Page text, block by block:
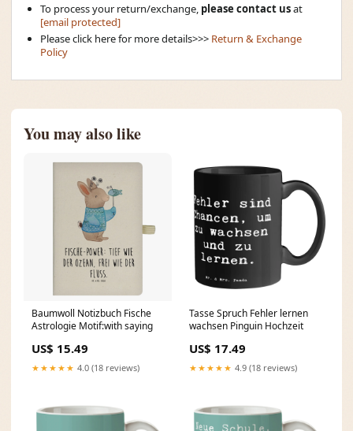
To process your return/exchange, please contact usat
[email protected]
Please click here for more details>>> Return & Exchange
Policy
You may also like
Baumwoll Notizbuch Fische
Astrologie Motif:with saying
US$ 15.49
★★★★★ 4.0 (18 reviews)
Tasse Spruch Fehler lernen
wachsen Pinguin Hochzeit
US$ 17.49
★★★★★ 4.9 (18 reviews)